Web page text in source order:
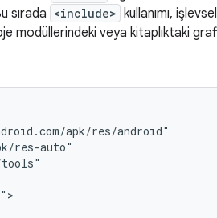
sırada <include>
kullanımı,
modüllerindeki veya kitaplıktaki